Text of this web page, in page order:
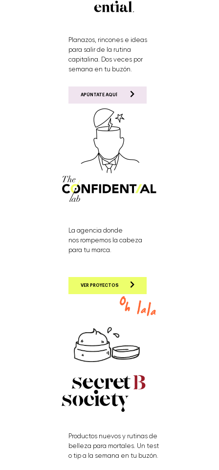
Planazos, rincones e ideas
para salir de la rutina
capitalina. Dos veces por
semana en tu buzón.
APÚNTATE AQUÍ
La agencia donde
nos rompemos la cabeza
para tu marca.
VER PROYECTOS
Productos nuevos y rutinas de
belleza para mortales. Un test
o tip a la semana en tu buzón.